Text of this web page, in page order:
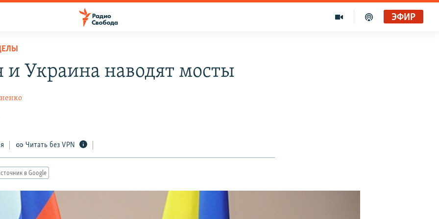
ЭФИР
и Украина наводят мосты
Читать без VPN
в Google